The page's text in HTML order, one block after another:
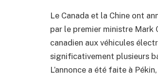
Le Canada et la Chine ont
par le premier ministre Mark
canadien aux véhicules
significativement plusieurs
L’annonce a été faite à